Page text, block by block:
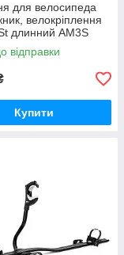
для велосипеда
велокріплення
длинний AM3S
відправки
Купити